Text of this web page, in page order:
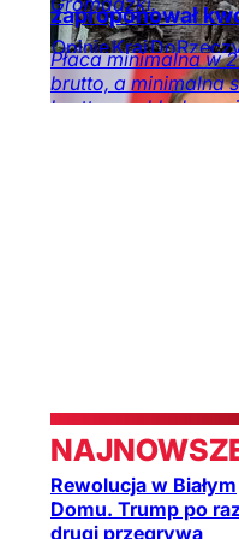
OpinieKraj
numerzeTylko na
DoRzeczy.pl
zaproponował
Płaca minimalna w
brutto, a minimalna
brutto – zakłada
Rewolucja w Białym
Domu. Trump po
drugi przegrywa